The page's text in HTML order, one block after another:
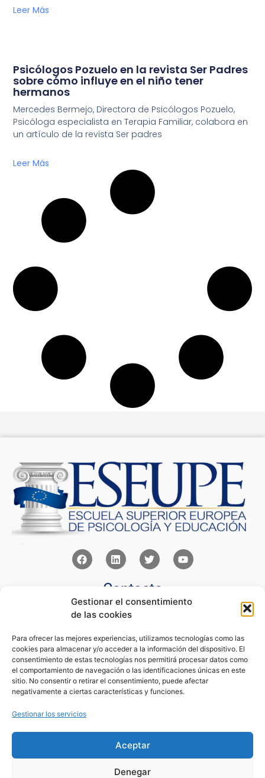
Gestionar el consentimiento
de las cookies
Para ofrecer las mejores experiencias, utilizamos tecnologías como las
cookies para almacenar y/o acceder a la información del dispositivo. El
consentimiento de estas tecnologías nos permitirá procesar datos como
el comportamiento de navegación o las identificaciones únicas en este
sitio. No consentir o retirar el consentimiento, puede afectar
negativamente a ciertas características y funciones.
Gestionar los servicios
Aceptar
Denegar
Leer Más
Psicólogos Pozuelo en la revista Ser Padres
sobre cómo influye en el niño tener
hermanos
Mercedes Bermejo, Directora de Psicólogos Pozuelo,
Psicóloga especialista en Terapia Familiar, colabora en
un artículo de la revista Ser padres
Leer Más
Contacto
Av Juan XXIII 15b Pozuelo de Alarcón – Madrid
+34 91 352 77 28
Links
Norlan Digital Marketing Para Psicólogos
Psicólogos Pozuelo
Psicología Para Tod@s
Legal
Condiciones de Uso y Venta